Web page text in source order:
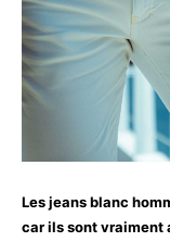
Les jeans blanc
car ils sont vraiment